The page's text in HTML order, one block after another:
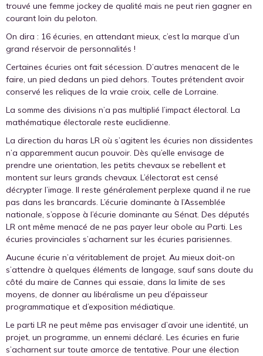
trouvé une femme jockey de qualité mais ne peut rien gagner en
courant loin du peloton.
On dira : 16 écuries, en attendant mieux, c’est la marque d’un
grand réservoir de personnalités !
Certaines écuries ont fait sécession. D’autres menacent de le
faire, un pied dedans un pied dehors. Toutes prétendent avoir
conservé les reliques de la vraie croix, celle de Lorraine.
La somme des divisions n’a pas multiplié l’impact électoral. La
mathématique électorale reste euclidienne.
La direction du haras LR où s’agitent les écuries non dissidentes
n’a apparemment aucun pouvoir. Dès qu’elle envisage de
prendre une orientation, les petits chevaux se rebellent et
montent sur leurs grands chevaux. L’électorat est censé
décrypter l’image. Il reste généralement perplexe quand il ne rue
pas dans les brancards. L’écurie dominante à l’Assemblée
nationale, s’oppose à l’écurie dominante au Sénat. Des députés
LR ont même menacé de ne pas payer leur obole au Parti. Les
écuries provinciales s’acharnent sur les écuries parisiennes.
Aucune écurie n’a véritablement de projet. Au mieux doit-on
s’attendre à quelques éléments de langage, sauf sans doute du
côté du maire de Cannes qui essaie, dans la limite de ses
moyens, de donner au libéralisme un peu d’épaisseur
programmatique et d’exposition médiatique.
Le parti LR ne peut même pas envisager d’avoir une identité, un
projet, un programme, un ennemi déclaré. Les écuries en furie
s’acharnent sur toute amorce de tentative. Pour une élection